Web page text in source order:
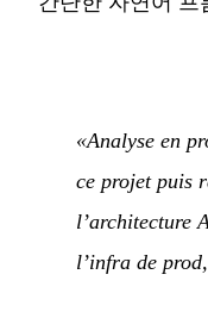
«Analyse en
ce projet puis
l’architecture
l’infra de